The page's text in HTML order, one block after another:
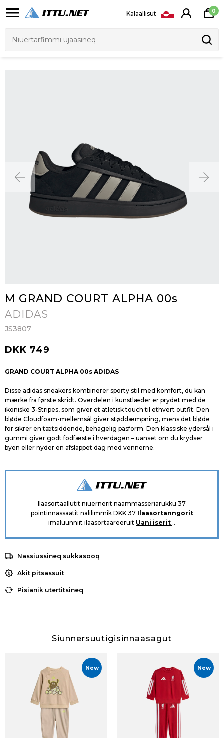
Kalaallisut 0
M GRAND COURT ALPHA 00s
ADIDAS
JS3807
DKK 749
GRAND COURT ALPHA 00s ADIDAS
Disse adidas sneakers kombinerer sporty stil med komfort, du kan
mærke fra første skridt. Overdelen i kunstlæder er prydet med de
ikoniske 3-Stripes, som giver et atletisk touch til ethvert outfit. Den
bløde Cloudfoam-mellemsål giver støddæmpning, mens det bløde
for sikrer en tætsiddende, behagelig pasform. Den klassiske ydersål i
gummi giver godt fodfæste i hverdagen – uanset om du krydser
byen eller nyder en afslappet dag med vennerne.
Ilaasortaallutit niuernerit naammasseriarukku 37
pointinnassaatit nalilimmik DKK 37 Ilaasortanngorit
imaluunniit ilaasortaareeruit Uani iserit ..
Nassiussineq sukkasooq
Akit pitsassuit
Pisianik utertitsineq
Siunnersuutigisinnaasagut
New New